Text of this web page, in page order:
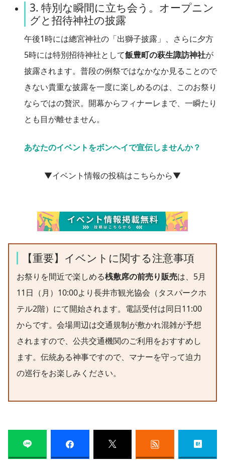
3. 特別な瞬間に立ち会う。オープニン
グと招待神社の披露
午後1時には總宮神社の「出獅子披露」、さらに夕方
5時には特別招待神社として飯豊町の萩生諏訪神社が
披露されます。普段の例祭ではなかなか見ることので
きない貴重な披露を一度に楽しめるのは、このお祭り
ならではの贅沢。開幕からフィナーレまで、一瞬たり
とも目が離せません。
あなたのイベントをボンヘイで宣伝しませんか？
▼イベント情報の投稿はこちらから▼
【重要】イベントに関する注意事項
お祭りを間近で楽しめる桟敷席の前売り販売は、5月
11日（月）10:00より長井市観光協会（タスパークホ
テル2階）にて開始されます。電話受付は同日11:00
からです。会場周辺は交通規制が敷かれ混雑が予想
されますので、公共交通機関のご利用をおすすめし
ます。伝統ある神事ですので、マナーを守って迫力
の巡行をお楽しみください。